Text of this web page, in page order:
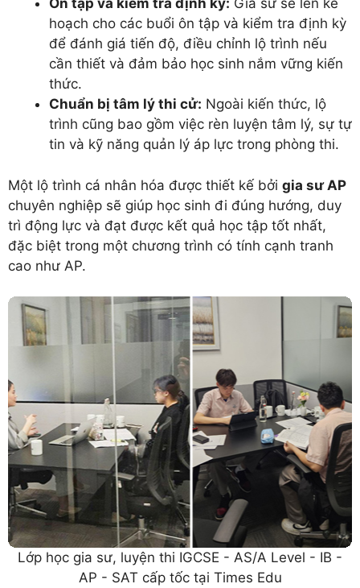
Ôn tập và kiểm tra định kỳ: Gia sư sẽ lên kế
hoạch cho các buổi ôn tập và kiểm tra định kỳ
để đánh giá tiến độ, điều chỉnh lộ trình nếu
cần thiết và đảm bảo học sinh nắm vững kiến
thức.
Chuẩn bị tâm lý thi cử: Ngoài kiến thức, lộ
trình cũng bao gồm việc rèn luyện tâm lý, sự tự
tin và kỹ năng quản lý áp lực trong phòng thi.
Một lộ trình cá nhân hóa được thiết kế bởi gia sư AP
chuyên nghiệp sẽ giúp học sinh đi đúng hướng, duy
trì động lực và đạt được kết quả học tập tốt nhất,
đặc biệt trong một chương trình có tính cạnh tranh
cao như AP.
Lớp học gia sư, luyện thi IGCSE - AS/A Level - IB -
AP - SAT cấp tốc tại Times Edu